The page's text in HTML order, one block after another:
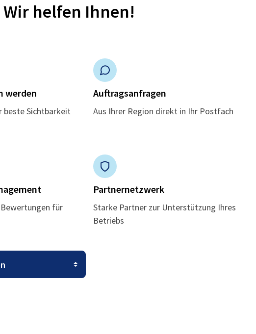
helfen Ihnen!
werden
beste Sichtbarkeit
Auftragsanfragen
Aus Ihrer Region direkt in Ihr Postfach
für
Partnernetzwerk
Starke Partner zur Unterstützung Ihres
Betriebs